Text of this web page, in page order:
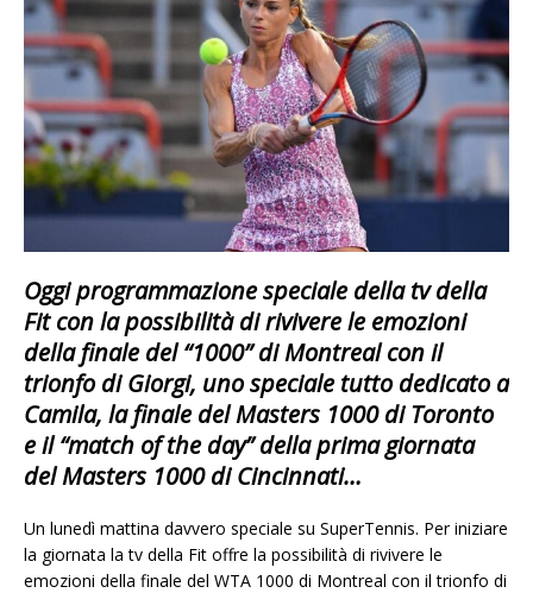
Oggi programmazione speciale della tv della
Fit con la possibilità di rivivere le emozioni
della finale del “1000” di Montreal con il
trionfo di Giorgi, uno speciale tutto dedicato a
Camila, la finale del Masters 1000 di Toronto
e il “match of the day” della prima giornata
del Masters 1000 di Cincinnati…
Un lunedì mattina davvero speciale su SuperTennis. Per iniziare
la giornata la tv della Fit offre la possibilità di rivivere le
emozioni della finale del WTA 1000 di Montreal con il trionfo di